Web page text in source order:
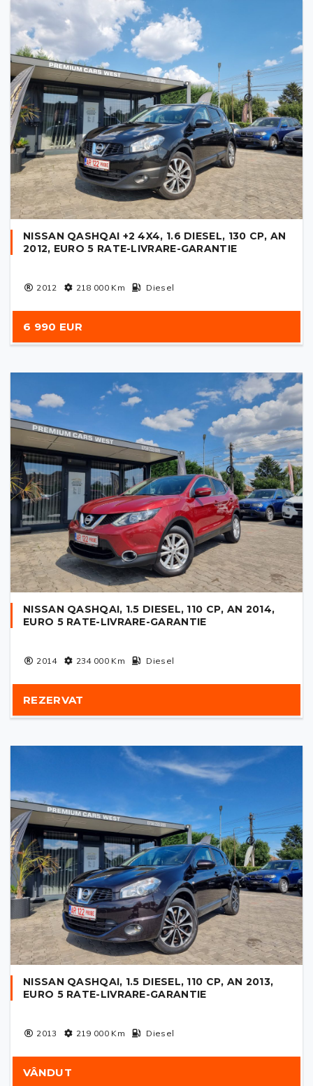
NISSAN QASHQAI +2 4X4, 1.6 DIESEL, 130 CP, AN
2012, EURO 5 RATE-LIVRARE-GARANTIE
2012 218 000Km Diesel
6 990 EUR
NISSAN QASHQAI, 1.5 DIESEL, 110 CP, AN 2014,
EURO 5 RATE-LIVRARE-GARANTIE
2014 234 000Km Diesel
REZERVAT
NISSAN QASHQAI, 1.5 DIESEL, 110 CP, AN 2013,
EURO 5 RATE-LIVRARE-GARANTIE
2013 219 000Km Diesel
VÂNDUT